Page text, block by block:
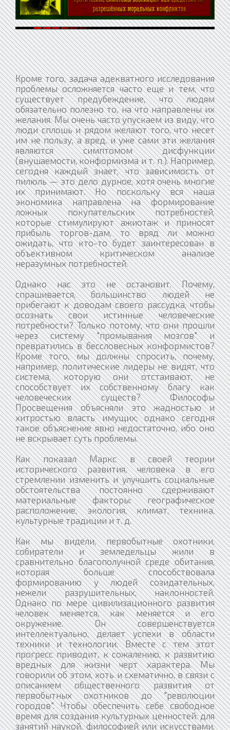
Кроме того, задача адекватного исследования
проблемы осложняется часто еще и тем, что
существует предубеждение, что людям
обязательно полезно то, на что направлены их
желания. Мы очень часто упускаем из виду, что
люди сплошь и рядом желают того, что несет
им не пользу, а вред, и уже сами эти желания
являются симптомом дисфункции
(внушаемости, конформизма и т. п.). Например,
сегодня каждый знает, что зависимость от
пилюль — это дело дурное, хотя очень многие
их принимают. Но поскольку вся наша
экономика направлена на формирование
ложных покупательских потребностей,
которые стимулируют ажиотаж и приносят
прибыль торгов-дам, то вряд ли можно
ожидать, что кто-то будет заинтересован в
объективном критическом анализе
неразумных потребностей.
Однако нас это не остановит. Почему,
спрашивается, большинство людей не
прибегают к доводам своего рассудка, чтобы
осознать свои истинные человеческие
потребности? Только потому, что они прошли
через систему "промывания мозгов" и
превратились в бессловесных конформистов?
Кроме того, мы должны спросить, почему,
например, политические лидеры не видят, что
система, которую они отстаивают, не
способствует их собственному благу как
человеческих существ? Философы
Просвещения объясняли это жадностью и
хитростью власть имущих; однако сегодня
такое объяснение явно недостаточно, ибо оно
не вскрывает суть проблемы.
Как показал Маркс в своей теории
исторического развития, человека в его
стремлении изменить и улучшить социальные
обстоятельства постоянно сдерживают
материальные факторы: географическое
расположение, экология, климат, техника,
культурные традиции и т. д.
Как мы видели, первобытные охотники,
собиратели и земледельцы жили в
сравнительно благополучной среде обитания,
которая больше способствовала
формированию у людей созидательных,
нежели разрушительных, наклонностей.
Однако по мере цивилизационного развития
человек меняется, как меняется и его
окружение. Он совершенствуется
интеллектуально, делает успехи в области
техники и технологии. Вместе с тем этот
прогресс приводит, к сожалению, к развитию
вредных для жизни черт характера. Мы
говорили об этом, хоть и схематично, в связи с
описанием общественного развития от
первобытных охотников до "революции
городов". Чтобы обеспечить себе свободное
время для создания культурных ценностей: для
занятий наукой, философией или искусствами,